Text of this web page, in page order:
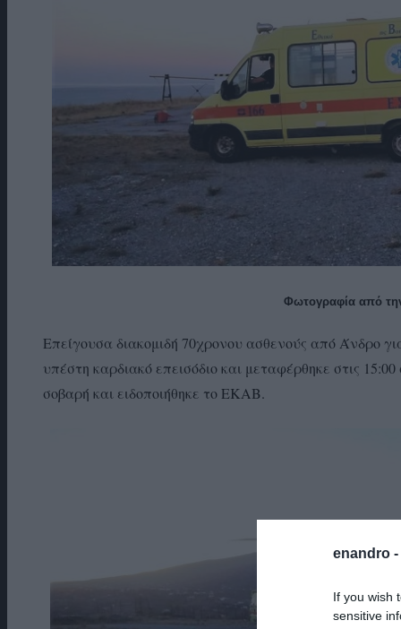
enandro -
If you wish
sensitive
Φωτογραφία από
Επείγουσα διακομιδή 70χρονου ασθενούς από Άνδρο
υπέστη καρδιακό επεισόδιο και μεταφέρθηκε στις
σοβαρή και ειδοποιήθηκε το ΕΚΑΒ.